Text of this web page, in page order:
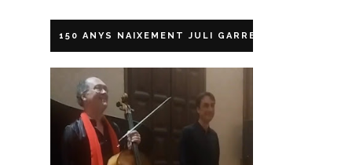
150 ANYS NAIXEMENT JULI GARRETA